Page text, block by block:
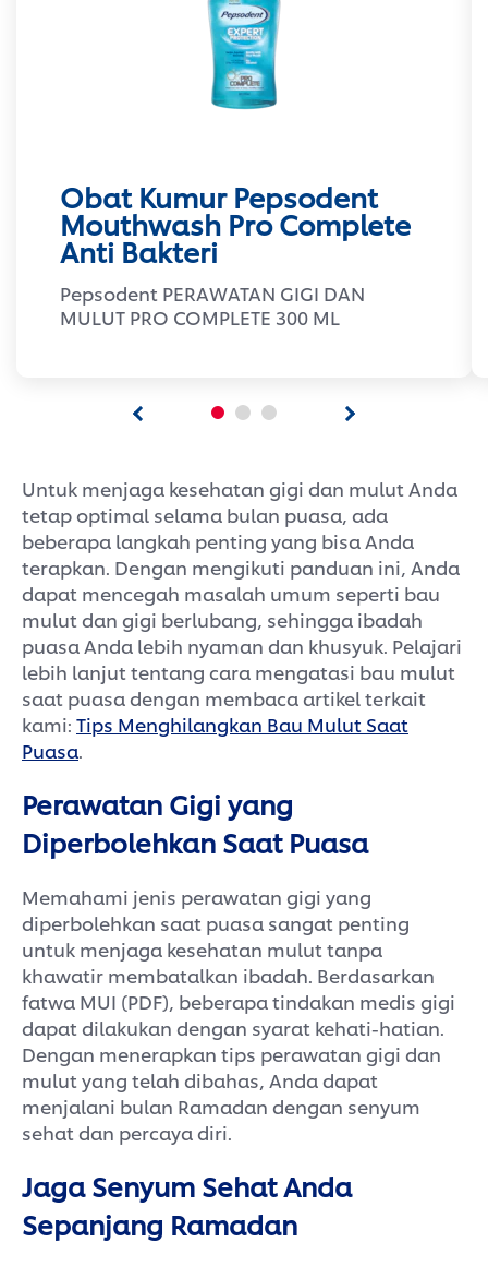
Obat Kumur Pepsodent
Mouthwash Pro Complete
Anti Bakteri
Pepsodent PERAWATAN GIGI DAN
MULUT PRO COMPLETE 300 ML
Untuk menjaga kesehatan gigi dan mulut Anda
tetap optimal selama bulan puasa, ada
beberapa langkah penting yang bisa Anda
terapkan. Dengan mengikuti panduan ini, Anda
dapat mencegah masalah umum seperti bau
mulut dan gigi berlubang, sehingga ibadah
puasa Anda lebih nyaman dan khusyuk. Pelajari
lebih lanjut tentang cara mengatasi bau mulut
saat puasa dengan membaca artikel terkait
kami: Tips Menghilangkan Bau Mulut Saat
Puasa
Perawatan Gigi yang
Diperbolehkan Saat Puasa
Memahami jenis perawatan gigi yang
diperbolehkan saat puasa sangat penting
untuk menjaga kesehatan mulut tanpa
khawatir membatalkan ibadah. Berdasarkan
fatwa MUI (PDF), beberapa tindakan medis gigi
dapat dilakukan dengan syarat kehati-hatian.
Dengan menerapkan tips perawatan gigi dan
mulut yang telah dibahas, Anda dapat
menjalani bulan Ramadan dengan senyum
sehat dan percaya diri.
Jaga Senyum Sehat Anda
Sepanjang Ramadan